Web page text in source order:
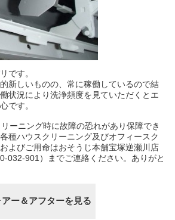
です。
新しいものの、常に稼働しているので結
状況により洗浄頻度を見ていただくとエ
です。
ーニング時に故障の恐れがあり保障でき
種ハウスクリーニング及びオフィースク
よびご用命はおそうじ本舗宝塚逆瀬川店
032-901）までご連絡ください。ありがと
ー＆アフターを見る